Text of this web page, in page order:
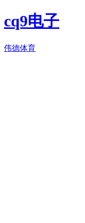
cq9电子
伟德体育